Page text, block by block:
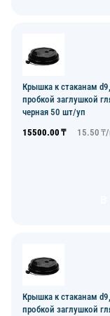
Крышка к стаканам
пробкой заглушкой
черная 50 шт/уп
15500.00 ₸ 15.50 ₸/
Крышка к стаканам
пробкой заглушкой